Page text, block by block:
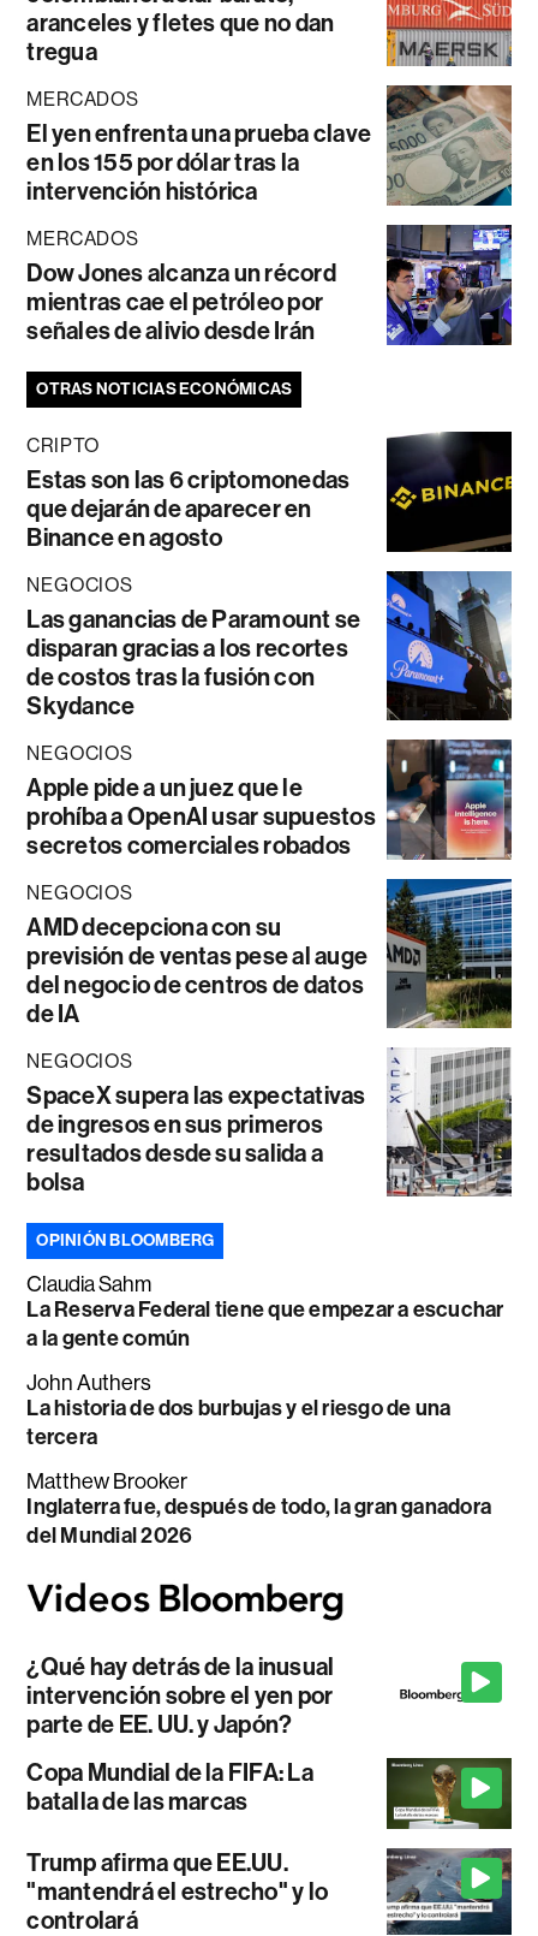
aranceles y fletes que no dan
tregua
MERCADOS
El yen enfrenta una prueba clave
en los 155 por dólar tras la
intervención histórica
MERCADOS
Dow Jones alcanza un récord
mientras cae el petróleo por
señales de alivio desde Irán
OTRAS NOTICIAS ECONÓMICAS
CRIPTO
Estas son las 6 criptomonedas
que dejarán de aparecer en
Binance en agosto
NEGOCIOS
Las ganancias de Paramount se
disparan gracias a los recortes
de costos tras la fusión con
Skydance
NEGOCIOS
Apple pide a un juez que le
prohíba a OpenAI usar supuestos
secretos comerciales robados
NEGOCIOS
AMD decepciona con su
previsión de ventas pese al auge
del negocio de centros de datos
de IA
NEGOCIOS
SpaceX supera las expectativas
de ingresos en sus primeros
resultados desde su salida a
bolsa
OPINIÓN BLOOMBERG
Claudia Sahm
La Reserva Federal tiene que empezar a escuchar
a la gente común
John Authers
La historia de dos burbujas y el riesgo de una
tercera
Matthew Brooker
Inglaterra fue, después de todo, la gran ganadora
del Mundial 2026
¿Qué hay detrás de la inusual
intervención sobre el yen por
parte de EE. UU. y Japón?
Copa Mundial de la FIFA: La
batalla de las marcas
Trump afirma que EE.UU.
"mantendrá el estrecho" y lo
controlará